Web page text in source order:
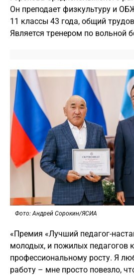
Он преподает физкультуру и
11 классы 43 года, общий
Является тренером по вольной
Фото: Андрей Сорокин/ЯСИА
«Премия «Лучший педагог-
молодых, и пожилых педагогов к
профессиональному росту. Я
работу – мне просто повезло,